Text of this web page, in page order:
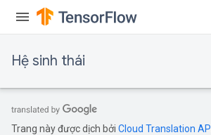
Hệ sinh thái
Trang này được dịch bởi Cloud Translation API